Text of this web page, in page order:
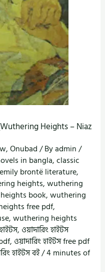
Heights – Niaz
,Onubad/ Byadmin/
in bangla,classic
emily brontë literature,
heights,wuthering
book,wuthering
free pdf,
,wuthering heights
, ওয়াদারিং হাইটস
, ওয়াদারিং হাইটস free pdf
হাইটস বই/4 minutes of